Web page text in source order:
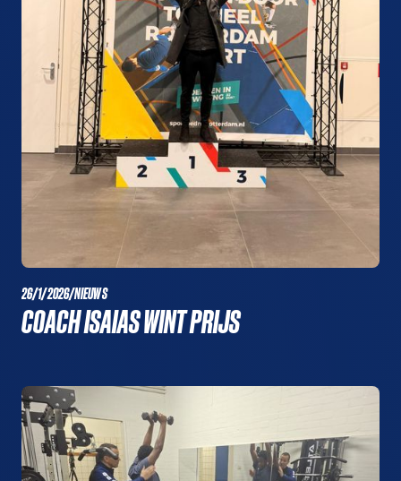
26/1/2026/NIEUWS
COACH ISAIAS WINT PRIJS